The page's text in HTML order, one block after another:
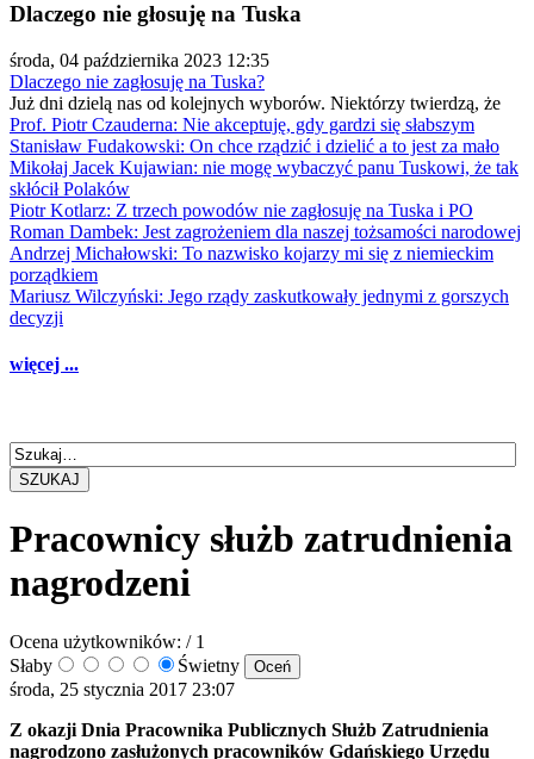
Dlaczego nie głosuję na Tuska
środa, 04 października 2023 12:35
Dlaczego nie zagłosuję na Tuska?
Już dni dzielą nas od kolejnych wyborów. Niektórzy twierdzą, że
Prof. Piotr Czauderna: Nie akceptuję, gdy gardzi się słabszym
Stanisław Fudakowski: On chce rządzić i dzielić a to jest za mało
Mikołaj Jacek Kujawian: nie mogę wybaczyć panu Tuskowi, że tak
skłócił Polaków
Piotr Kotlarz: Z trzech powodów nie zagłosuję na Tuska i PO
Roman Dambek: Jest zagrożeniem dla naszej tożsamości narodowej
Andrzej Michałowski: To nazwisko kojarzy mi się z niemieckim
porządkiem
Mariusz Wilczyński: Jego rządy zaskutkowały jednymi z gorszych
decyzji
więcej ...
SZUKAJ
Pracownicy służb zatrudnienia
nagrodzeni
Ocena użytkowników: / 1
Słaby
Świetny
środa, 25 stycznia 2017 23:07
Z okazji Dnia Pracownika Publicznych Służb Zatrudnienia
nagrodzono zasłużonych pracowników Gdańskiego Urzędu